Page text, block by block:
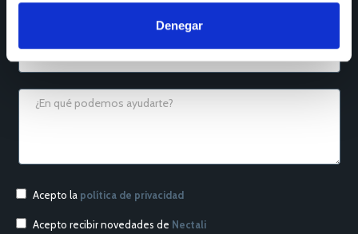
Denegar
Acepto la política de privacidad
Acepto recibir novedades de Nectali